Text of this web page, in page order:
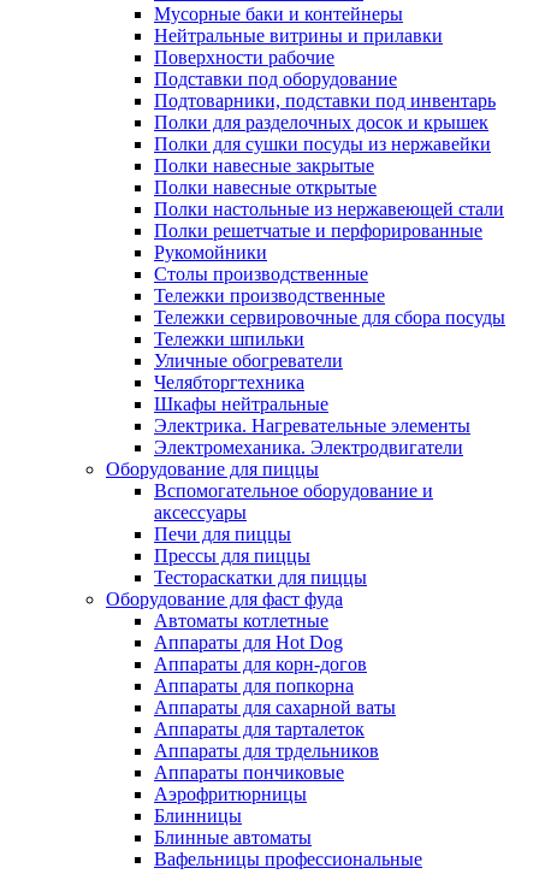
Мусорные баки и контейнеры
Нейтральные витрины и прилавки
Поверхности рабочие
Подставки под оборудование
Подтоварники, подставки под инвентарь
Полки для разделочных досок и крышек
Полки для сушки посуды из нержавейки
Полки навесные закрытые
Полки навесные открытые
Полки настольные из нержавеющей стали
Полки решетчатые и перфорированные
Рукомойники
Столы производственные
Тележки производственные
Тележки сервировочные для сбора посуды
Тележки шпильки
Уличные обогреватели
Челябторгтехника
Шкафы нейтральные
Электрика. Нагревательные элементы
Электромеханика. Электродвигатели
Оборудование для пиццы
Вспомогательное оборудование и
аксессуары
Печи для пиццы
Прессы для пиццы
Тестораскатки для пиццы
Оборудование для фаст фуда
Автоматы котлетные
Аппараты для Hot Dog
Аппараты для корн-догов
Аппараты для попкорна
Аппараты для сахарной ваты
Аппараты для тарталеток
Аппараты для трдельников
Аппараты пончиковые
Аэрофритюрницы
Блинницы
Блинные автоматы
Вафельницы профессиональные